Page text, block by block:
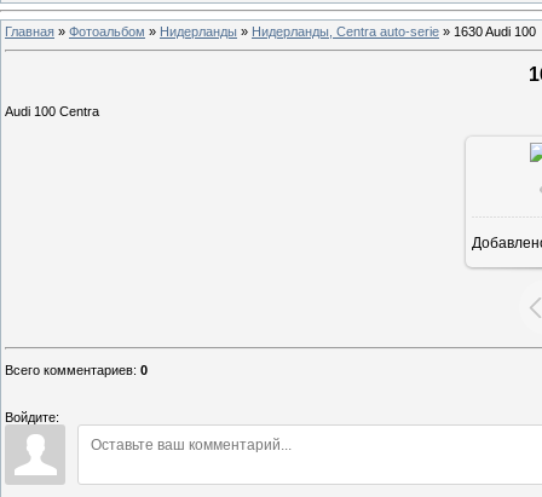
Главная » Фотоальбом » Нидерланды » Нидерланды, Centra auto-serie » 1630 Audi 100
Audi 100 Centra
Всего комментариев: 0
Войдите: